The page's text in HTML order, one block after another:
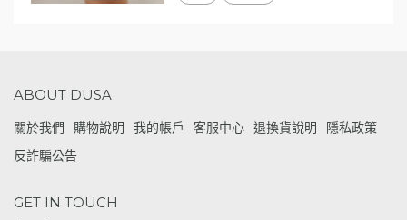
ABOUT DUSA
關於我們 購物說明 我的帳戶 客服中心 退換貨說明
隱私政策
反詐騙公告
GET IN TOUCH